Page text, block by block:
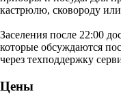
кастрюлю, сковороду
Заселения после 22:00
которые обсуждаются
через техподдержку
Цены